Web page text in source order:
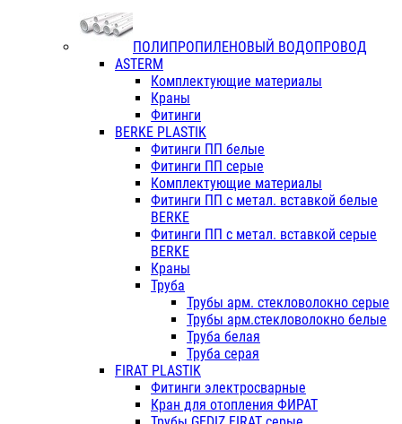
ПОЛИПРОПИЛЕНОВЫЙ ВОДОПРОВОД
ASTERM
Комплектующие материалы
Краны
Фитинги
BERKE PLASTIK
Фитинги ПП белые
Фитинги ПП серые
Комплектующие материалы
Фитинги ПП с метал. вставкой белые
BERKE
Фитинги ПП с метал. вставкой серые
BERKE
Краны
Труба
Трубы арм. стекловолокно серые
Трубы арм.стекловолокно белые
Труба белая
Труба серая
FIRAT PLASTIK
Фитинги электросварные
Кран для отопления ФИРАТ